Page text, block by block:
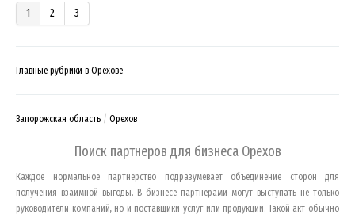
1 2 3
Главные рубрики в Орехове
Запорожская область Орехов
Поиск партнеров для бизнеса Орехов
Каждое нормальное партнерство подразумевает объединение сторон для
получения взаимной выгоды. В бизнесе партнерами могут выступать не только
руководители компаний, но и поставщики услуг или продукции. Такой акт обычно